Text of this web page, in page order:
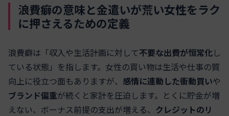
浪費癖の意味と金遣いが荒い女性をラク
に押さえるための定義
浪費癖は「収入や生活計画に対して不要な出費が恒常化し
ている状態」を指します。女性の買い物は生活や仕事の質
向上に役立つ面もありますが、 感情に連動した衝動買いや
ブランド偏重が続くと家計を圧迫します。とくに貯金が増
えない、ボーナス前提の支出が増える、 クレジットのリ